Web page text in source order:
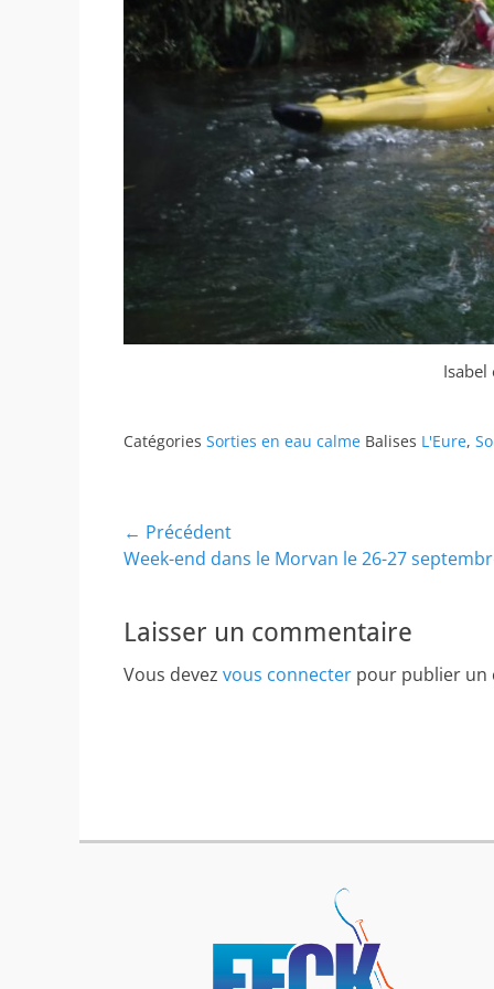
Catégories Sorties en eau calme Balises L'Eure,
Navigation
de
l’article
← Précédent
Article
Week-end dans le Morvan le 26-27
Laisser un commentaire
Vous devez vous connecter pour publier un